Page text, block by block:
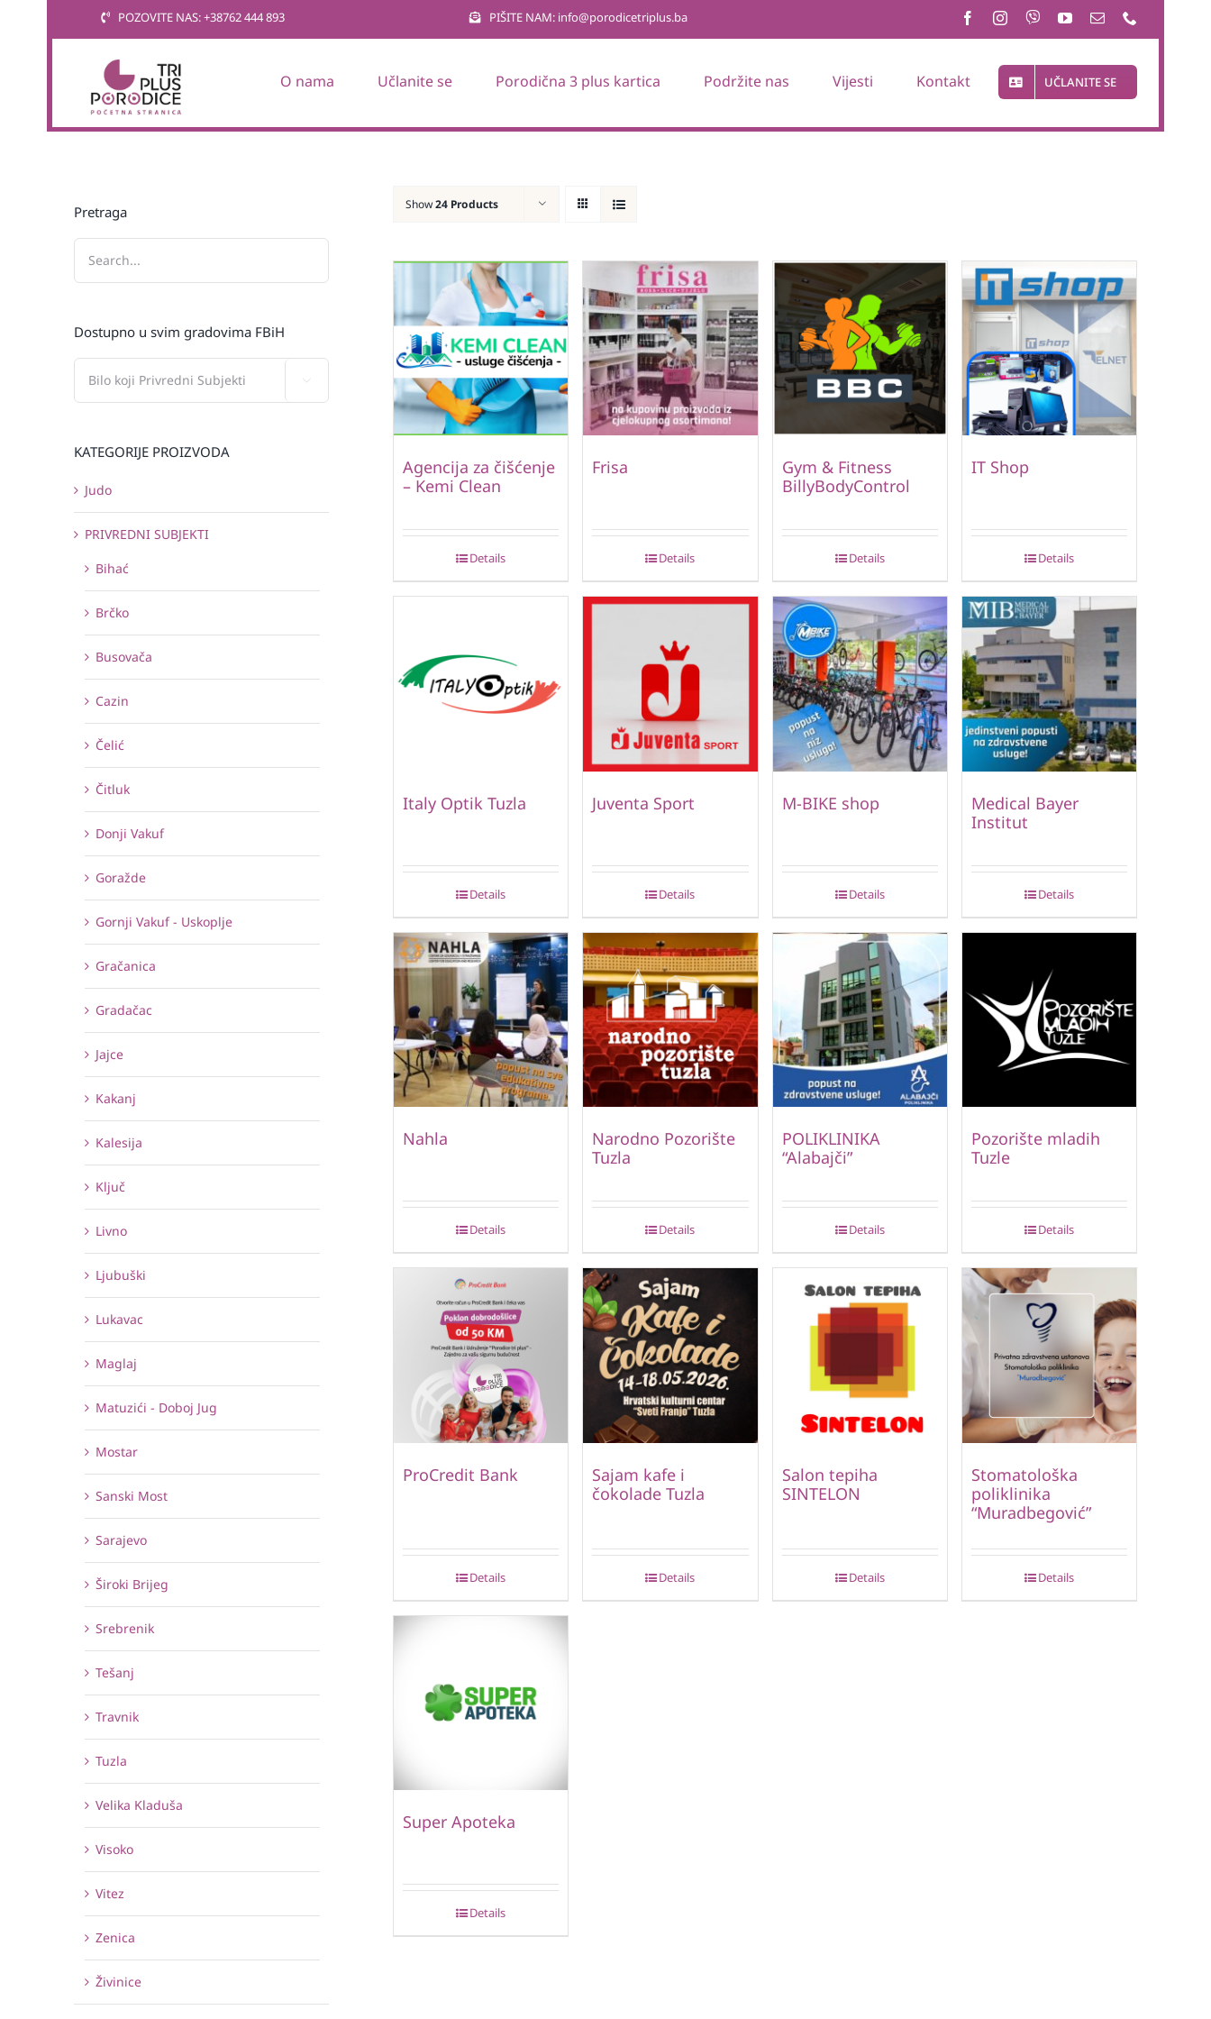
POZOVITE NAS: +38762 444 893 PIŠITE NAM: info@porodicetriplus.ba
O nama Učlanite se Porodična 3 plus kartica Podržite nas Vijesti Kontakt UČLANITE SE
Show24 Products
Agencija za čišćenje
– Kemi Clean
Details
Frisa
Details
Gym & Fitness
BillyBodyControl
Details
IT Shop
Details
Italy Optik Tuzla
Details
Juventa Sport
Details
M-BIKE shop
Details
Medical Bayer
Institut
Details
Nahla
Details
Narodno Pozorište
Tuzla
Details
POLIKLINIKA
“Alabajči”
Details
Pozorište mladih
Tuzle
Details
ProCredit Bank
Details
Sajam kafe i
čokolade Tuzla
Details
Salon tepiha
SINTELON
Details
Stomatološka
poliklinika
“Muradbegović”
Details
Super Apoteka
Details
Pretraga
Dostupno u svim gradovima FBiH
KATEGORIJE PROIZVODA
Judo
PRIVREDNI SUBJEKTI
Bihać
Brčko
Busovača
Cazin
Čelić
Čitluk
Donji Vakuf
Goražde
Gornji Vakuf - Uskoplje
Gračanica
Gradačac
Jajce
Kakanj
Kalesija
Ključ
Livno
Ljubuški
Lukavac
Maglaj
Matuzići - Doboj Jug
Mostar
Sanski Most
Sarajevo
Široki Brijeg
Srebrenik
Tešanj
Travnik
Tuzla
Velika Kladuša
Visoko
Vitez
Zenica
Živinice